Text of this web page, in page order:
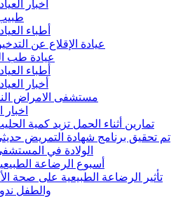
أخبار
طبيب
أطباء
عيادة الإقلاع عن
عيادة طب
أطباء
أخبار
مستشفى الامراض
اخبار
تمارين أثناء الحمل تزيد كمية
تم تحقيق برنامج شهادة التمريض
الولادة في
أسبوع الرضاعة
تأثير الرضاعة الطبيعية على صحة
والطفل